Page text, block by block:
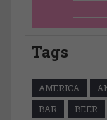
Tags
AMERICA
BAR
BEER